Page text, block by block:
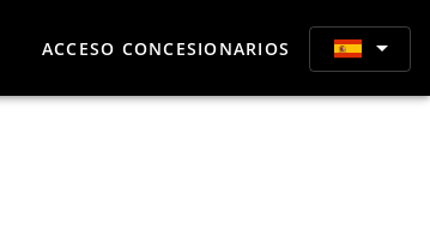
ACCESO CONCESIONARIOS